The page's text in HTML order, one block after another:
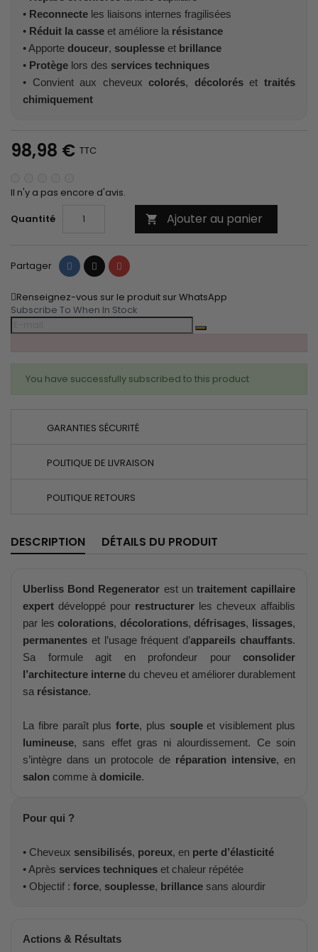
• Reconnecte les liaisons internes fragilisées
• Réduit la casse et améliore la résistance
• Apporte douceur, souplesse et brillance
• Protège lors des services techniques
• Convient aux cheveuxcolorés, décolorésettraités
chimiquement
98,98 € TTC
Il n'y a pas encore d'avis.
Quantité
 Ajouter au panier
Partager PartagerTweet Pinterest
Renseignez-vous sur le produit sur WhatsApp
Subscribe To When In Stock
You have successfully subscribed to this product
GARANTIES SÉCURITÉ
POLITIQUE DE LIVRAISON
POLITIQUE RETOURS
DESCRIPTION DÉTAILS DU PRODUIT
Uberliss Bond Regenerator est un traitement capillaire
expert développé pour restructurer les cheveux affaiblis
par lescolorations, décolorations,défrisages, lissages,
permanentes et l’usage fréquent d’appareils chauffants.
Sa formule agit en profondeur pour consolider
l’architecture interne du cheveu et améliorer durablement
sa résistance.
La fibre paraît plusforte, plus soupleet visiblement plus
lumineuse, sans effet gras ni alourdissement. Ce soin
s’intègre dans un protocole de réparation intensive, en
salon comme àdomicile.
Pour qui ?
• Cheveux sensibilisés, poreux, en perte d’élasticité
• Après services techniques et chaleur répétée
• Objectif : force, souplesse, brillance sans alourdir
Actions & Résultats